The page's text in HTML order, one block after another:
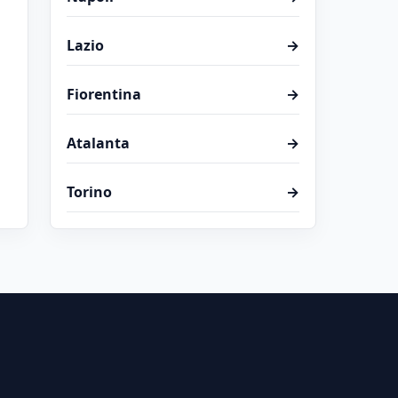
Lazio →
Fiorentina →
Atalanta →
Torino →